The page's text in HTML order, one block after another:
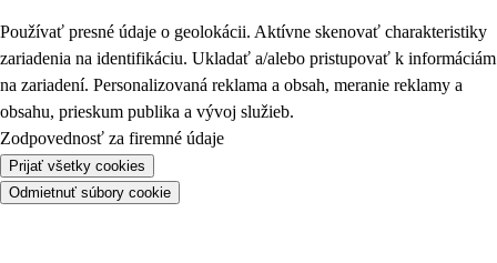
Používať presné údaje o geolokácii. Aktívne skenovať charakteristiky
zariadenia na identifikáciu. Ukladať a/alebo pristupovať k informáciám
na zariadení. Personalizovaná reklama a obsah, meranie reklamy a
obsahu, prieskum publika a vývoj služieb.
Zodpovednosť za firemné údaje
Prijať všetky cookies
Odmietnuť súbory cookie